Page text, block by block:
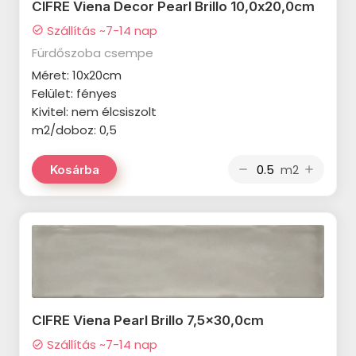
MAINZU Village termékcsalád
MAINZU Fondant termékcsalád
MAINZU Sidney termékcsalád
MAINZU Portofino termékcsalád
MAINZU Wynn termékcsalád
MAINZU Bamboo termékcsalád
MAINZU Bumpy termékcsalád
MAINZU Technical Soft
MAINZU Tikida termékcsalád
MAINZU Scudo termékcsalád
Mainzu Portocervo termékcsalád
Mainzu Stanza termékcsalád
Baldocer Agate termékcsalád
Baldocer Bellagio termékcsalád
Baldocer Onyx termékcsalád
Cifre Jewel termékcsalád
Equipe Heritage termékcsalád
Equipe Kromatika termékcsalád
CIFRE Viena Decor Pearl Brillo 10,0x20,0cm
check_circle Szállítás ~7-14 nap
Fürdőszoba csempe
Méret: 10x20cm
Felület: fényes
Kivitel: nem élcsiszolt
m2/doboz: 0,5
Kosárba remove m2 add
CIFRE Viena Pearl Brillo 7,5x30,0cm
check_circle Szállítás ~7-14 nap